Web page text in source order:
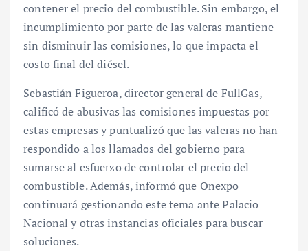
contener el precio del combustible. Sin embargo, el
incumplimiento por parte de las valeras mantiene
sin disminuir las comisiones, lo que impacta el
costo final del diésel.
Sebastián Figueroa, director general de FullGas,
calificó de abusivas las comisiones impuestas por
estas empresas y puntualizó que las valeras no han
respondido a los llamados del gobierno para
sumarse al esfuerzo de controlar el precio del
combustible. Además, informó que Onexpo
continuará gestionando este tema ante Palacio
Nacional y otras instancias oficiales para buscar
soluciones.